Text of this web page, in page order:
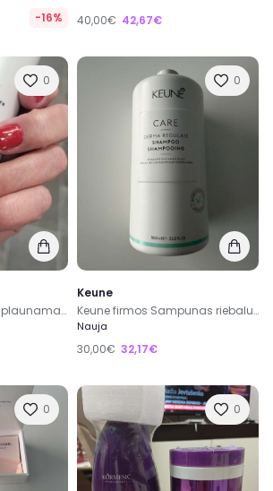
-16% 40,00€ 42,67€
0
Kondicionierius nenuplaunamas plaukams
0
Keune
Keune firmos Sampunas riebaluotis linkusiems plaukams 1L
Nauja
30,00€ 32,17€
0 0